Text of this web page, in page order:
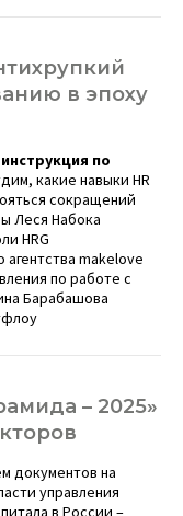
в эпоху
по
какие навыки HR
сокращений
Леся Набока
HRG
makelove
по работе с
Барабашова
– 2025»
документов на
управления
в России –